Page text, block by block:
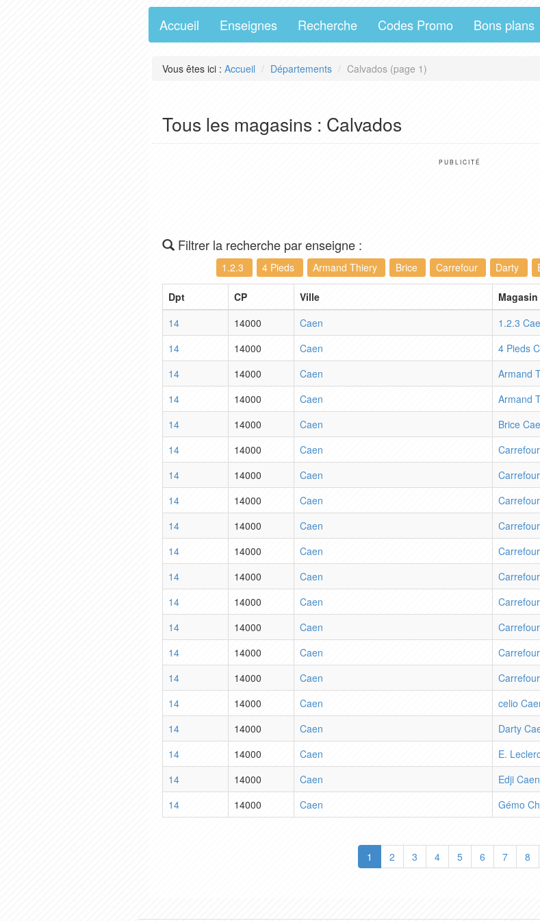
Accueil Enseignes Recherche Codes Promo Bons plans
Vous êtes ici : Accueil Départements Calvados (page 1)
Tous les magasins : Calvados
PUBLICITÉ
Filtrer la recherche par enseigne :
1.2.3 4 Pieds Armand Thiery Brice Carrefour Darty
Dpt CP Ville
Magasin
14
14000 Caen
1.2.3
14
14000 Caen
4 Pieds
14
14000 Caen
Armand
14
14000 Caen
Armand
14
14000 Caen
Brice
14
14000 Caen
14
14000 Caen
14
14000 Caen
14
14000 Caen
14
14000 Caen
14
14000 Caen
14
14000 Caen
14
14000 Caen
14
14000 Caen
14
14000 Caen
14
14000 Caen
celio
14
14000 Caen
Darty
14
14000 Caen
E.
14
14000 Caen
Edji Caen
14
14000 Caen Gémo
1 2 3 4 5 6 7 8